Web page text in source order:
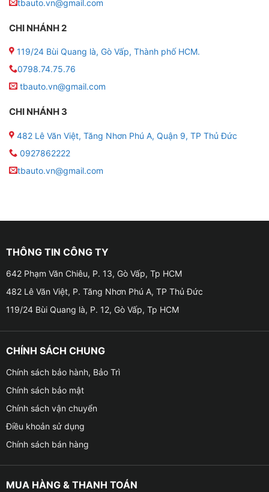
● Kết nối điện thoại: Có ( Ứng dụng VIETMAP HUD )
● Cảm biến TPMS: Có ( Gắn Trong / Gắn Ngoài )
● Nhiệt độ két nước: Có
● Điện áp: Có
● Hiển thị dẫn đường: Có
● Vòng tua máy: Có
Các tính năng nổi bật của HUD Vietmap H1AS trên
– HUD H1AS hiển thị tốc độ xe bằng dữ liệu từ cổng
tbauto.vn@gmail.com
CHI NHÁNH 2
119/24 Bùi Quang là, Gò Vấp, Thành phố HCM.
0798.74.75.76
tbauto.vn@gmail.com
CHI NHÁNH 3
482 Lê Văn Việt, Tăng Nhơn Phú A, Quận 9, TP Thủ Đức
0927862222
tbauto.vn@gmail.com
THÔNG TIN CÔNG TY
642 Phạm Văn Chiêu, P. 13, Gò Vấp, Tp HCM
482 Lê Văn Việt, P. Tăng Nhơn Phú A, TP Thủ Đức
119/24 Bùi Quang là, P. 12, Gò Vấp, Tp HCM
CHÍNH SÁCH CHUNG
Chính sách bảo hành, Bảo Trì
Chính sách bảo mật
Chính sách vận chuyển
Điều khoản sử dụng
Chính sách bán hàng
MUA HÀNG & THANH TOÁN